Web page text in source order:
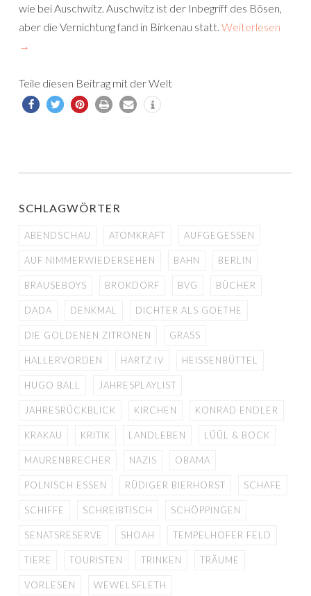
wie bei Auschwitz. Auschwitz ist der Inbegriff des Bösen,
aber die Vernichtung fand in Birkenau statt. Weiterlesen
→
Teile diesen Beitrag mit der Welt
SCHLAGWÖRTER
ABENDSCHAU ATOMKRAFT AUFGEGESSEN
AUF NIMMERWIEDERSEHEN BAHN BERLIN
BRAUSEBOYS BROKDORF BVG BÜCHER
DADA DENKMAL DICHTER ALS GOETHE
DIE GOLDENEN ZITRONEN GRASS
HALLERVORDEN HARTZ IV HEISSENBÜTTEL
HUGO BALL JAHRESPLAYLIST
JAHRESRÜCKBLICK KIRCHEN KONRAD ENDLER
KRAKAU KRITIK LANDLEBEN LÜÜL & BOCK
MAURENBRECHER NAZIS OBAMA
POLNISCH ESSEN RÜDIGER BIERHORST SCHAFE
SCHIFFE SCHREIBTISCH SCHÖPPINGEN
SENATSRESERVE SHOAH TEMPELHOFER FELD
TIERE TOURISTEN TRINKEN TRÄUME
VORLESEN WEWELSFLETH